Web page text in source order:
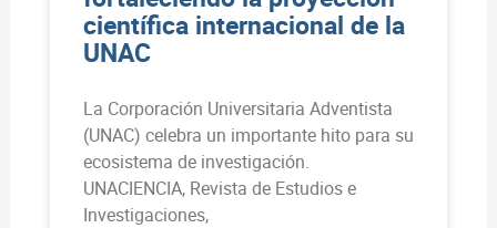
científica internacional de la
UNAC
La Corporación Universitaria Adventista
(UNAC) celebra un importante hito para su
ecosistema de investigación.
UNACIENCIA, Revista de Estudios e
Investigaciones,